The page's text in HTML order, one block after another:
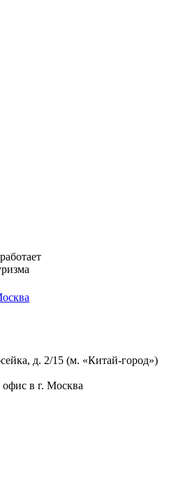
д. 2/15 (м. «Китай-город»)
в г. Москва